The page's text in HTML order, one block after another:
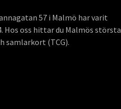
57 i Malmö har varit
Hos oss hittar du Malmös största
samlarkort (TCG).